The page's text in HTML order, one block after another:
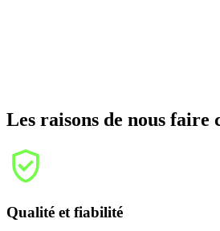
Les raisons de nous faire
Qualité et fiabilité